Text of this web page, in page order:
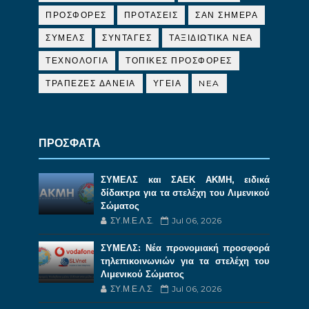
ΠΡΟΣΦΟΡΕΣ ΠΡΟΤΑΣΕΙΣ ΣΑΝ ΣΗΜΕΡΑ
ΣΥΜΕΛΣ ΣΥΝΤΑΓΕΣ ΤΑΞΙΔΙΩΤΙΚΑ ΝΕΑ
ΤΕΧΝΟΛΟΓΙΑ ΤΟΠΙΚΕΣ ΠΡΟΣΦΟΡΕΣ
ΤΡΑΠΕΖΕΣ ΔΑΝΕΙΑ ΥΓΕΙΑ NEA
ΠΡΟΣΦΑΤΑ
ΣΥΜΕΛΣ και ΣΑΕΚ ΑΚΜΗ, ειδικά
δίδακτρα για τα στελέχη του Λιμενικού
Σώματος
ΣΥ.Μ.Ε.Λ.Σ. Jul 06, 2026
ΣΥΜΕΛΣ: Νέα προνομιακή προσφορά
τηλεπικοινωνιών για τα στελέχη του
Λιμενικού Σώματος
ΣΥ.Μ.Ε.Λ.Σ. Jul 06, 2026